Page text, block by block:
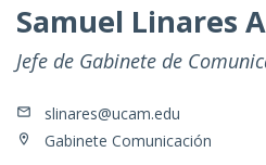
Samuel Linares
Jefe de Gabinete de
slinares@ucam.edu
Gabinete Comunicación